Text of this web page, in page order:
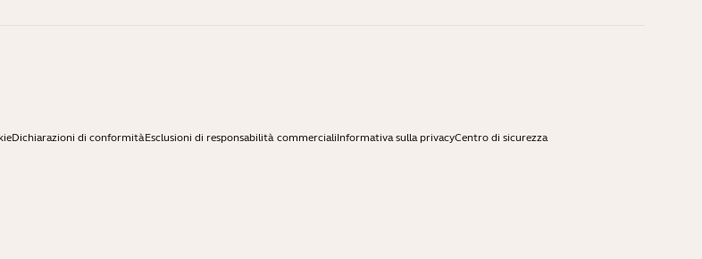
Dichiarazioni di conformitàEsclusioni di responsabilità commercialiInformativa sulla privacyCentro di sicurezza